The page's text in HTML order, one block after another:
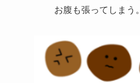
お腹も張ってしまう。